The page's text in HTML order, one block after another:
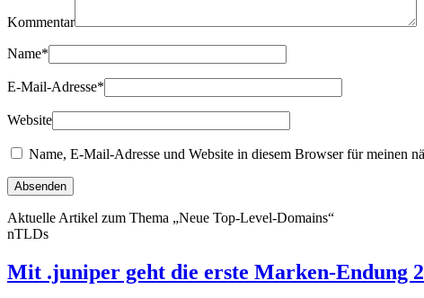
Kommentar
Name*
E-Mail-Adresse*
Website
Name, E-Mail-Adresse und Website in diesem Browser für meinen
Aktuelle Artikel zum Thema „Neue Top-Level-Domains“
nTLDs
Mit .juniper geht die erste Marken-Endung